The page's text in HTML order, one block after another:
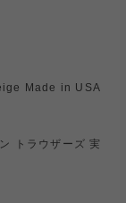
Made in USA
トラウザーズ 実